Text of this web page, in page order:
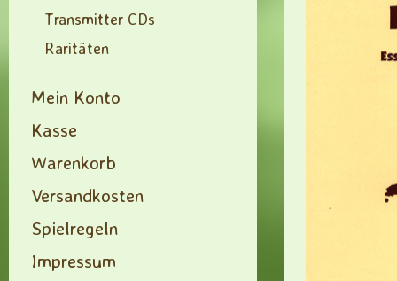
Transmitter CDs
Raritäten
Mein Konto
Kasse
Warenkorb
Versandkosten
Spielregeln
Impressum